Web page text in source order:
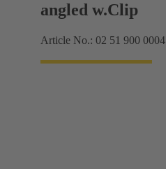
angled w.Clip
Article No.: 02 51 900 0004